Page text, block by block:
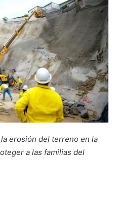
erosión del terreno en la
a las familias del